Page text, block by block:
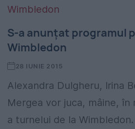
S-a anunțat programul
Wimbledon
28 IUNIE 2015
Alexandra Dulgheru, Irina
Mergea vor juca, mâine, în
a turnelui de la